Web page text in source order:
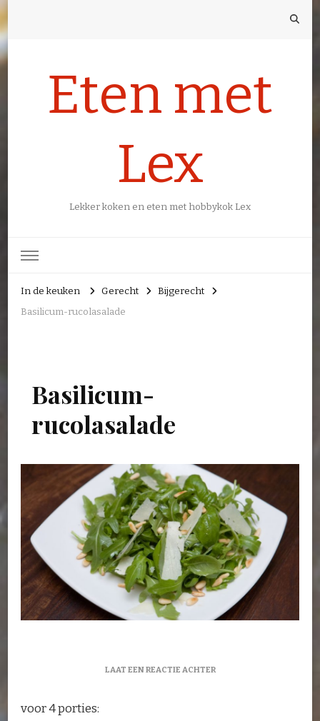
Eten met
Lex
Lekker koken en eten met hobbykok Lex
In de keuken Gerecht
Bijgerecht
Basilicum-rucolasalade
Basilicum-
rucolasalade
LAAT EEN REACTIE ACHTEROP
voor 4 porties: